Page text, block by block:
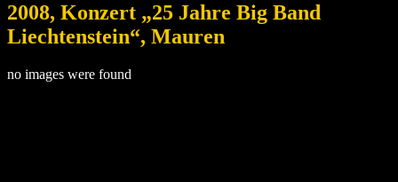
2008, Konzert „25 Jahre Big Band
Liechtenstein“, Mauren
no images were found